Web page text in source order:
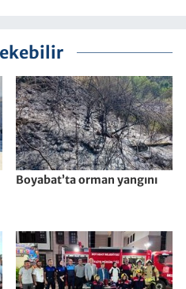
Boyabat’ta orman yangını